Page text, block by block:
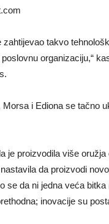
zahtijevao takvo
organizaciju,“
Morsa i Ediona se tačno
je proizvodila više oružja
da proizvodi
se da ni jedna veća bitka
inovacije su